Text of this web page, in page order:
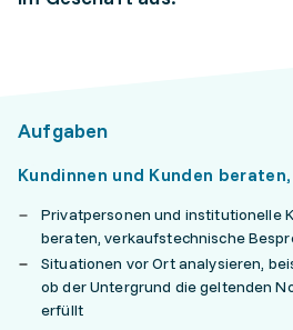
Aufgaben
Kundinnen und Kunden
Privatpersonen und institutionelle
beraten, verkaufstechnische
Situationen vor Ort analysieren,
ob der Untergrund die geltenden
erfüllt